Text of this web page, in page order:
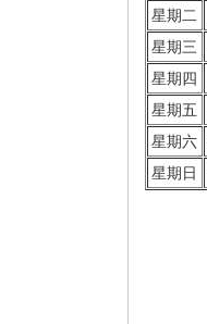
星期二
星期三
星期四
星期五
星期六
星期日